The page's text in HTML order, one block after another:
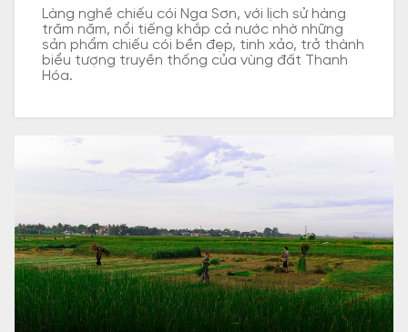
Làng nghề chiếu cói Nga Sơn, với lịch sử hàng
trăm năm, nổi tiếng khắp cả nước nhờ những
sản phẩm chiếu cói bền đẹp, tinh xảo, trở thành
biểu tượng truyền thống của vùng đất Thanh
Hóa.